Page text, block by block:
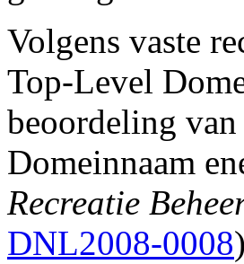
Volgens vaste
Top-Level
beoordeling van
Domeinnaam
Recreatie
DNL2008-0008